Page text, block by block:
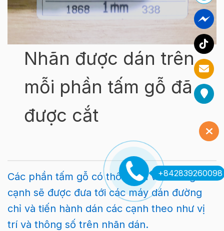
Nhãn được dán trên
mỗi phần tấm gỗ đã
được cắt
Các phần tấm gỗ có thông tin về đường chỉ
cạnh sẽ được đưa tới các máy dán đường
chỉ và tiến hành dán các cạnh theo như vị
trí và thông số trên nhãn dán.
+842839260098